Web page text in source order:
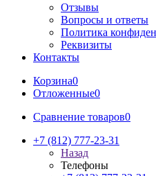
Отзывы
Вопросы и ответы
Политика
Реквизиты
Контакты
Корзина0
Отложенные0
Сравнение товаров0
+7 (812) 777-23-31
Назад
Телефоны